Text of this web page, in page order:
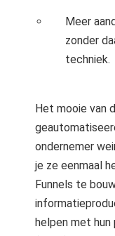
Meer
zonder
techniek.
Het mooie van
ondernemer
je ze eenmaal
Funnels te
helpen met